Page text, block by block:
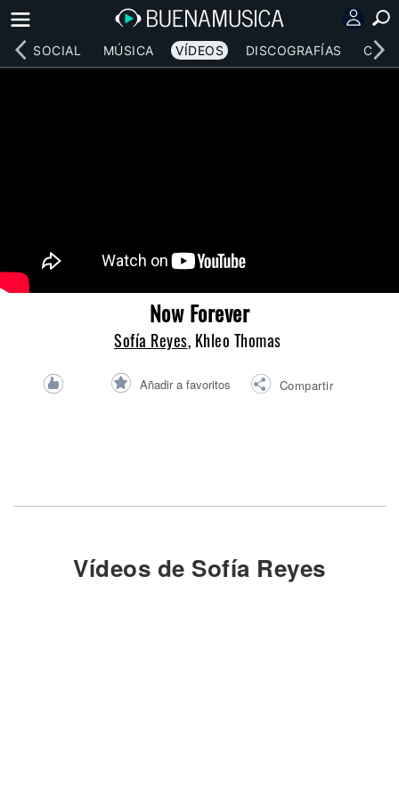
RED SOCIAL MÚSICA VÍDEOS DISCOGRAFÍAS
Now Forever
Sofía Reyes, Khleo Thomas
Añadir a favoritos Compartir
Vídeos de Sofía Reyes